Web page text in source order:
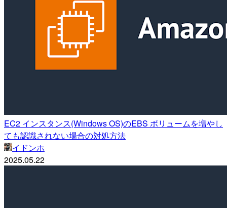
EC2 インスタンス(Windows OS)のEBS ボリュームを増やし
ても認識されない場合の対処方法
イドンホ
2025.05.22